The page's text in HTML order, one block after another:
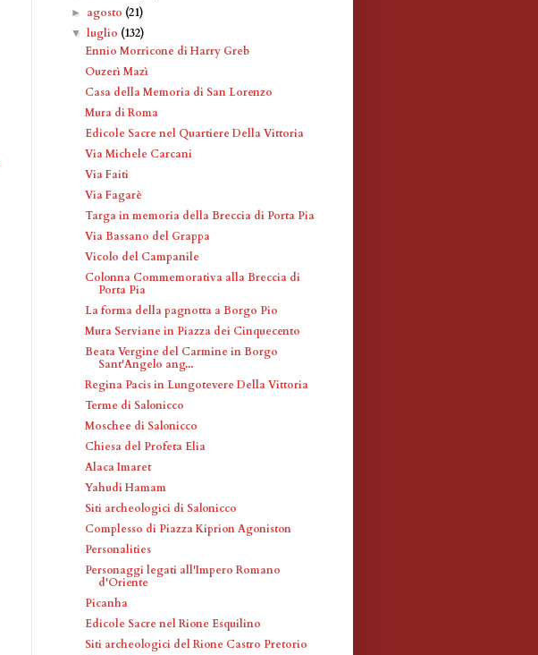
► agosto (21)
▼luglio (132)
Ennio Morricone di Harry Greb
Ouzerì Mazì
Casa della Memoria di San Lorenzo
Mura di Roma
Edicole Sacre nel Quartiere Della Vittoria
Via Michele Carcani
Via Faiti
Via Fagarè
Targa in memoria della Breccia di Porta Pia
Via Bassano del Grappa
Vicolo del Campanile
Colonna Commemorativa alla Breccia di
Porta Pia
La forma della pagnotta a Borgo Pio
Mura Serviane in Piazza dei Cinquecento
Beata Vergine del Carmine in Borgo
Sant'Angelo ang...
Regina Pacis in Lungotevere Della Vittoria
Terme di Salonicco
Moschee di Salonicco
Chiesa del Profeta Elia
Alaca Imaret
Yahudi Hamam
Siti archeologici di Salonicco
Complesso di Piazza Kiprion Agoniston
Personalities
Personaggi legati all'Impero Romano
d'Oriente
Picanha
Edicole Sacre nel Rione Esquilino
Siti archeologici del Rione Castro Pretorio